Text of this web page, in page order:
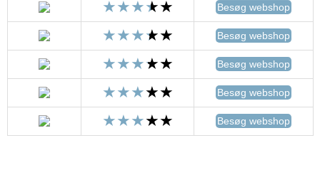
Besøg webshop
Besøg webshop
Besøg webshop
Besøg webshop
Besøg webshop